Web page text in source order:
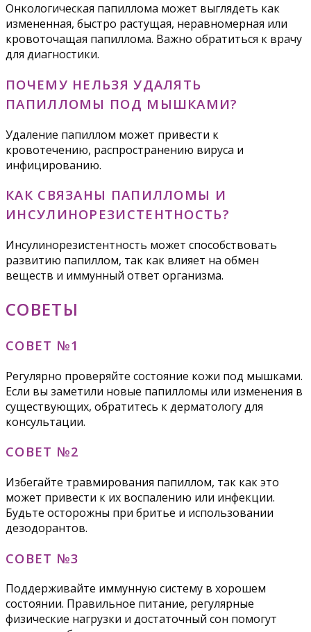
Онкологическая папиллома может выглядеть как
измененная, быстро растущая, неравномерная или
кровоточащая папиллома. Важно обратиться к врачу
для диагностики.
ПОЧЕМУ НЕЛЬЗЯ УДАЛЯТЬ
ПАПИЛЛОМЫ ПОД МЫШКАМИ?
Удаление папиллом может привести к
кровотечению, распространению вируса и
инфицированию.
КАК СВЯЗАНЫ ПАПИЛЛОМЫ И
ИНСУЛИНОРЕЗИСТЕНТНОСТЬ?
Инсулинорезистентность может способствовать
развитию папиллом, так как влияет на обмен
веществ и иммунный ответ организма.
СОВЕТЫ
СОВЕТ №1
Регулярно проверяйте состояние кожи под мышками.
Если вы заметили новые папилломы или изменения в
существующих, обратитесь к дерматологу для
консультации.
СОВЕТ №2
Избегайте травмирования папиллом, так как это
может привести к их воспалению или инфекции.
Будьте осторожны при бритье и использовании
дезодорантов.
СОВЕТ №3
Поддерживайте иммунную систему в хорошем
состоянии. Правильное питание, регулярные
физические нагрузки и достаточный сон помогут